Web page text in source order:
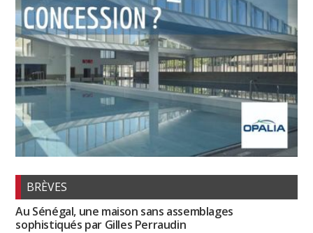
BRÈVES
Au Sénégal, une maison sans assemblages
sophistiqués par Gilles Perraudin